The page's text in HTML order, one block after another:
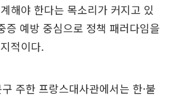
해야 한다는 목소리가 커지고 있
증 예방 중심으로 정책 패러다임을
적이다.
주한 프랑스대사관에서는 한·불